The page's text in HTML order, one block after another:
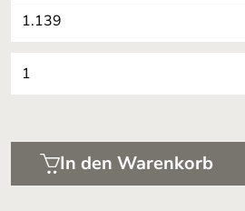
In den Warenkorb